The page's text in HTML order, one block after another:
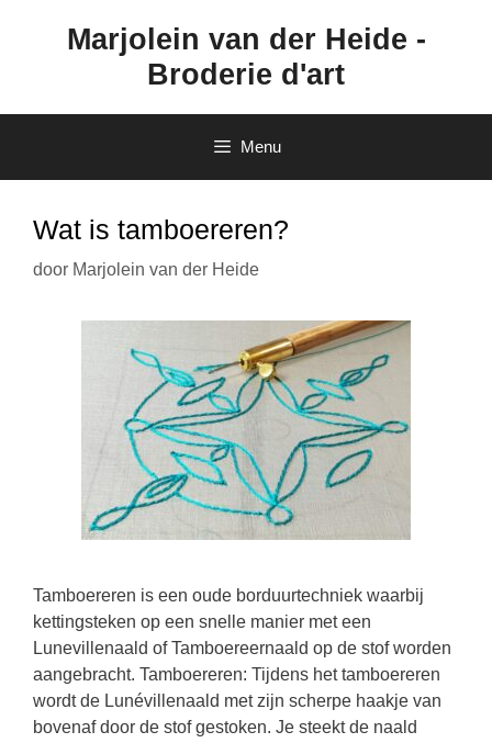
Marjolein van der Heide -
Broderie d'art
Menu
Wat is tamboereren?
door Marjolein van der Heide
Tamboereren is een oude borduurtechniek waarbij
kettingsteken op een snelle manier met een
Lunevillenaald of Tamboereernaald op de stof worden
aangebracht. Tamboereren: Tijdens het tamboereren
wordt de Lunévillenaald met zijn scherpe haakje van
bovenaf door de stof gestoken. Je steekt de naald